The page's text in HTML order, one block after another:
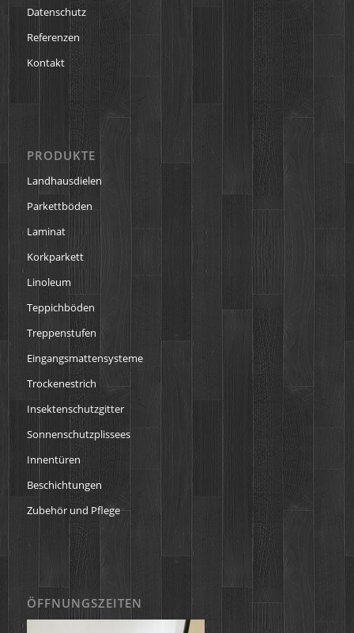
Datenschutz
Referenzen
Kontakt
PRODUKTE
Landhausdielen
Parkettböden
Laminat
Korkparkett
Linoleum
Teppichböden
Treppenstufen
Eingangsmattensysteme
Trockenestrich
Insektenschutzgitter
Sonnenschutzplissees
Innentüren
Beschichtungen
Zubehör und Pflege
ÖFFNUNGSZEITEN